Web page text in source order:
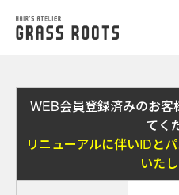
WEB会員登録済みのお
てく
リニューアルに伴いIDと
いたし